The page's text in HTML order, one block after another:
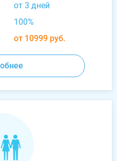
от 3 дней
100%
от 10999 руб.